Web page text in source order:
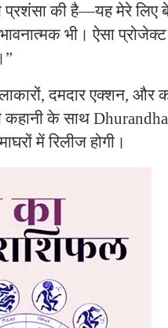
की है—यह मेरे लिए
भी। ऐसा
दमदार एक्शन, और
कहानी के साथ
में रिलीज होगी।